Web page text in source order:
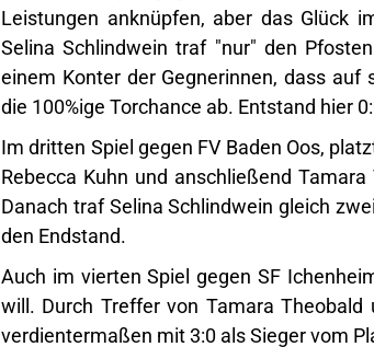
Leistungen anknüpfen, aber das Glück
Selina Schlindwein traf "nur" den
einem Konter der Gegnerinnen, dass
die 100%ige Torchance ab. Entstand hier
Im dritten Spiel gegen FV Baden Oos,
Rebecca Kuhn und anschließend
Danach traf Selina Schlindwein gleich
den Endstand.
Auch im vierten Spiel gegen SF
will. Durch Treffer von Tamara
verdientermaßen mit 3:0 als Sieger vom